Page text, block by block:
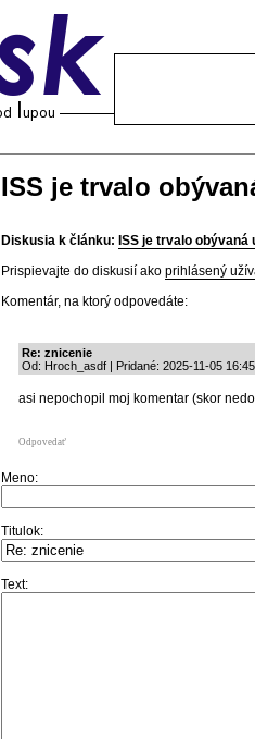
ISS je trvalo
Diskusia k článku: ISS je trvalo obývaná
Prispievajte do diskusií ako prihlásený
Komentár, na ktorý odpovedáte:
Re: znicenie
Od: Hroch_asdf | Pridané: 2025-11-05
asi nepochopil moj komentar (skor
Odpovedať
Meno:
Titulok:
Text: